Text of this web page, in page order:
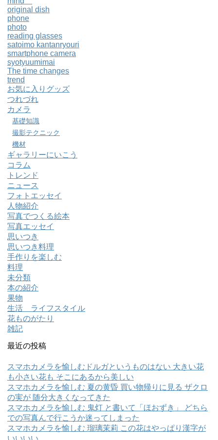
original dish
phone
photo
reading glasses
satoimo kantanryouri
smartphone camera
syotyuumimai
The time changes
trend
お気に入りグッズ
つれづれ
カメラ
基礎知識
撮影テクニック
機材
ギャラリーにいこう
コラム
トレンド
ニュース
フォトエッセイ
人物紹介
写真でつくる絵本
写真エッセイ
思いつき
思いつき料理
手作りを楽しむ
料理
未分類
本の紹介
果物
生活 ライフスタイル
花ものがたり
雑記
最近の投稿
スマホカメラを愉しむドルガというものはない 大きい花
も小さい花も そこにあるから美しい
スマホカメラを愉しむ 夏の黄昏 買い物帰りに見る ザクロ
の実が 随分大きくなってきた
スマホカメラを愉しむ 鬼灯 と書いて「ほおずき」 どちら
での写真んで行こうか迷ってしまった
スマホカメラを愉しむ 瑠璃茉莉 この花はやっぱり漢字が
いいいい